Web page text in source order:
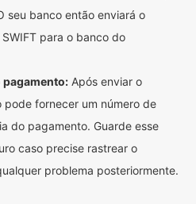
seu banco então enviará o
para o banco do
pagamento: Após enviar o
pode fornecer um número de
do pagamento. Guarde esse
caso precise rastrear o
problema posteriormente.